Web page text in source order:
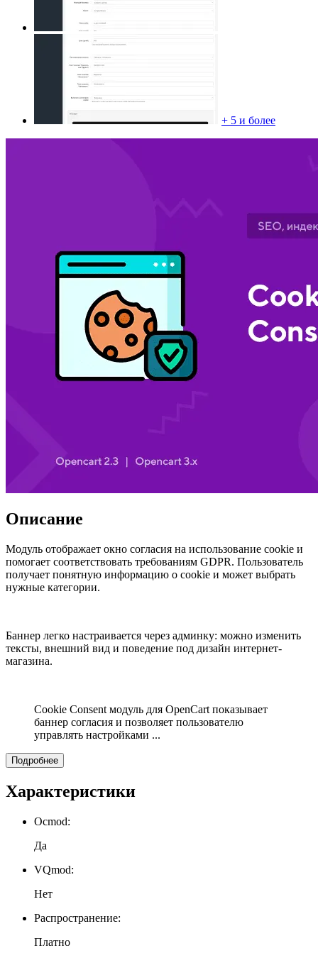
+ 5 и более
Описание
Модуль отображает окно согласия на использование cookie и
помогает соответствовать требованиям GDPR. Пользователь
получает понятную информацию о cookie и может выбрать
нужные категории.
Баннер легко настраивается через админку: можно изменить
тексты, внешний вид и поведение под дизайн интернет-
магазина.
Cookie Consent модуль для OpenCart показывает
баннер согласия и позволяет пользователю
управлять настройками ...
Подробнее
Характеристики
Ocmod:
Да
VQmod:
Нет
Распространение:
Платно